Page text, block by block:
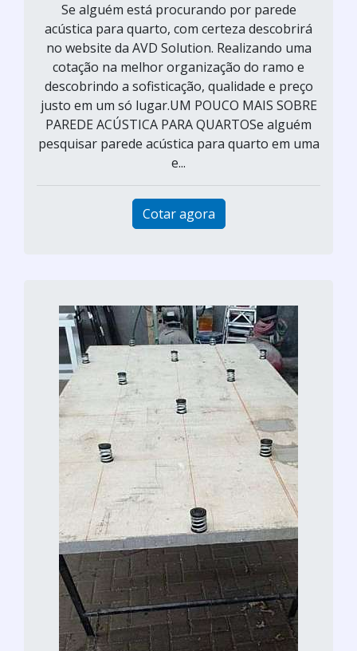
Se alguém está procurando por parede
acústica para quarto, com certeza descobrirá
no website da AVD Solution. Realizando uma
cotação na melhor organização do ramo e
descobrindo a sofisticação, qualidade e preço
justo em um só lugar.UM POUCO MAIS SOBRE
PAREDE ACÚSTICA PARA QUARTOSe alguém
pesquisar parede acústica para quarto em uma
e...
Cotar agora